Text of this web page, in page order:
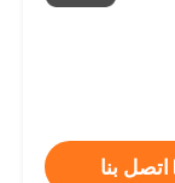
اتصل بنا